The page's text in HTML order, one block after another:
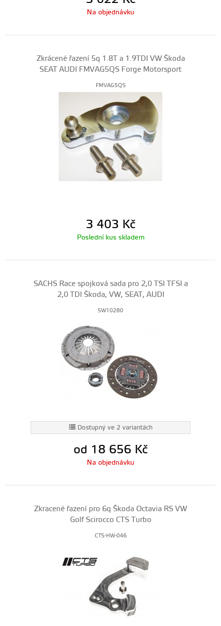
Na objednávku
Zkrácené řazení 5q 1.8T a 1.9TDI VW Škoda
SEAT AUDI FMVAG5QS Forge Motorsport
FMVAG5QS
3 403 Kč
Poslední kus skladem
SACHS Race spojková sada pro 2,0 TSI TFSI a
2,0 TDI Škoda, VW, SEAT, AUDI
SW10280
Dostupný ve 2 variantách
od 18 656 Kč
Na objednávku
Zkracené řazení pro 6q Škoda Octavia RS VW
Golf Scirocco CTS Turbo
CTS-HW-046